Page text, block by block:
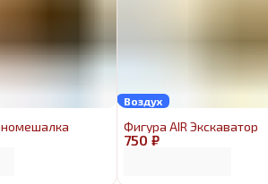
Воздух
750 ₽
Фигура AIR Экскаватор